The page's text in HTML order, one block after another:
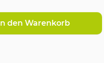
In den Warenkorb